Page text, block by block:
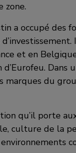
zone.
a occupé des
et en
Dans
marques du
qu’il porte
culture de la